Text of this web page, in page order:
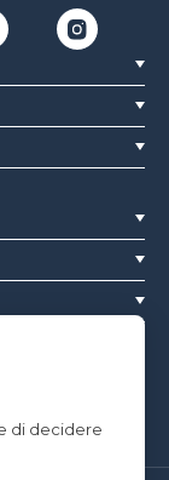
di decidere